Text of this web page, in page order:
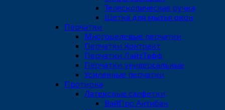
Телескопическая ручка
Щетка для мытья окон
Перчатки
Многоцелевые перчатки
Перчатки Контракт
Перчатки ЛайтТафф
Перчатки универсальные
Усиленные перчатки
Протирка
Латексные салфетки
ВайПро Антибак